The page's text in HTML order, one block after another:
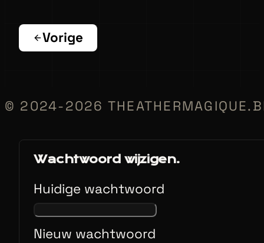
Vorige
© 2024-2026
Wachtwoord wijzigen.
Huidige wachtwoord
Nieuw wachtwoord